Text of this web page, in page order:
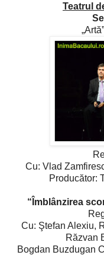
Teatrul
Cu: Vlad
Producător:
“Îmblânzirea
Cu: Ştefan Alexiu,
Răzvan
Bogdan Buzdugan